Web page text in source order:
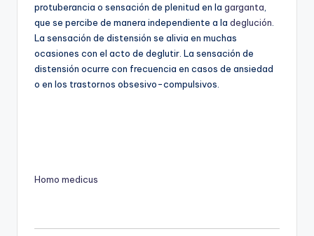
protuberancia o sensación de plenitud en la garganta
que se percibe de manera independiente a la deglución
La sensación de distensión se alivia en muchas
ocasiones con el acto de deglutir. La sensación de
distensión ocurre con frecuencia en casos de ansiedad
o en los trastornos obsesivo-compulsivos.
Homo medicus